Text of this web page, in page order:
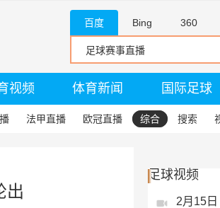
百度 Bing 360
视频 体育新闻 国际足球
法甲直播 欧冠直播 综合 搜索
出
足球视频
2月15